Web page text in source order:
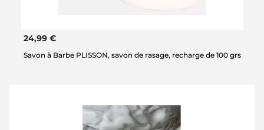
24,99 €
Savon à Barbe PLISSON, savon de rasage, recharge de 100 grs